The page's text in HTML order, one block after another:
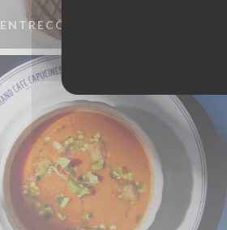
ENTRECÔTE BÉARNAISE